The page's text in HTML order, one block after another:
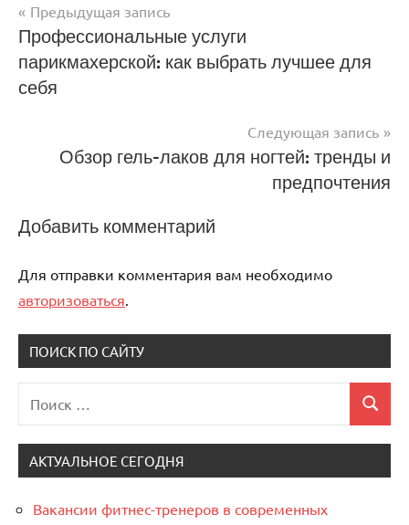
Навигация
по
записям
Предыдущая запись
Профессиональные услуги
парикмахерской: как выбрать лучшее для
себя
Следующая запись
Обзор гель-лаков для ногтей: тренды и
предпочтения
Добавить комментарий
Для отправки комментария вам необходимо
авторизоваться
ПОИСК ПО САЙТУ
для:
Поиск
АКТУАЛЬНОЕ СЕГОДНЯ
Вакансии фитнес-тренеров в современных